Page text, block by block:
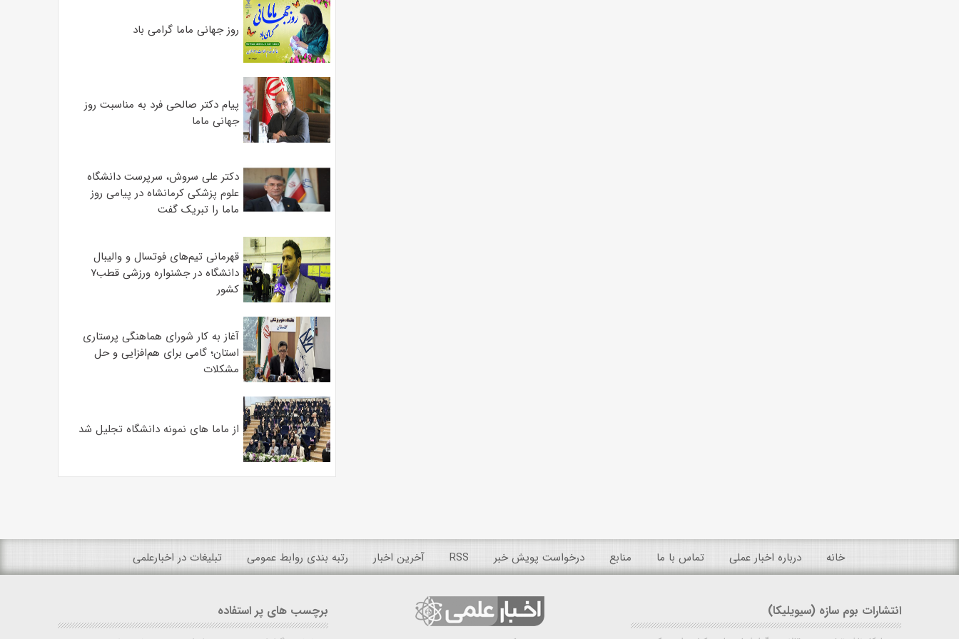
روز جهانی ماما گرامی باد
پیام دکتر صالحی فرد به مناسبت روز
جهانی ماما
دکتر علی سروش، سرپرست دانشگاه
علوم پزشکی کرمانشاه در پیامی روز
ماما را تبریک گفت
قهرمانی تیم‌های فوتسال و والیبال
دانشگاه در جشنواره ورزشی قطب۷
کشور
آغاز به کار شورای هماهنگی پرستاری
استان؛ گامی برای هم‌افزایی و حل
مشکلات
از ماما های نمونه دانشگاه تجلیل شد
خانه درباره اخبار عملی تماس با ما منابع درخواست پویش خبر RSS آخرین اخبار رتبه بندی روابط عمومی تبلیغات در اخبارعلمی
انتشارات بوم سازه (سیویلیکا) برچسب های پر استفاده